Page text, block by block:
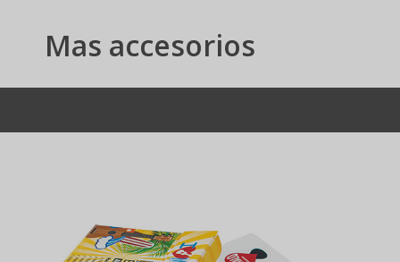
Mas accesorios